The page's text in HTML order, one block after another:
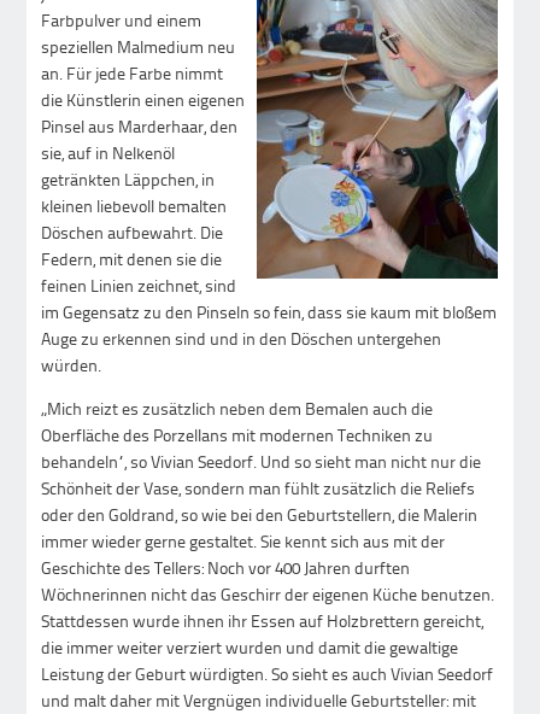
Farbpulver und einem
speziellen Malmedium neu
an. Für jede Farbe nimmt
die Künstlerin einen eigenen
Pinsel aus Marderhaar, den
sie, auf in Nelkenöl
getränkten Läppchen, in
kleinen liebevoll bemalten
Döschen aufbewahrt. Die
Federn, mit denen sie die
feinen Linien zeichnet, sind
im Gegensatz zu den Pinseln so fein, dass sie kaum mit bloßem
Auge zu erkennen sind und in den Döschen untergehen
würden.
„Mich reizt es zusätzlich neben dem Bemalen auch die
Oberfläche des Porzellans mit modernen Techniken zu
behandeln“, so Vivian Seedorf. Und so sieht man nicht nur die
Schönheit der Vase, sondern man fühlt zusätzlich die Reliefs
oder den Goldrand, so wie bei den Geburtstellern, die Malerin
immer wieder gerne gestaltet. Sie kennt sich aus mit der
Geschichte des Tellers: Noch vor 400 Jahren durften
Wöchnerinnen nicht das Geschirr der eigenen Küche benutzen.
Stattdessen wurde ihnen ihr Essen auf Holzbrettern gereicht,
die immer weiter verziert wurden und damit die gewaltige
Leistung der Geburt würdigten. So sieht es auch Vivian Seedorf
und malt daher mit Vergnügen individuelle Geburtsteller: mit